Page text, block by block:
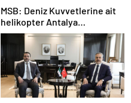
MSB: Deniz Kuvvetlerine ait
helikopter Antalya
açıklarında acil iniş yaptı